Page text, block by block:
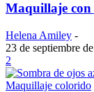
Maquillaje con
Helena Amiley -
23 de septiembre
2
Maquillaje colorido